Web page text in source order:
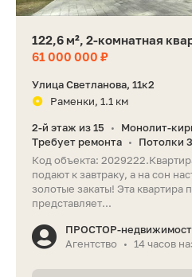
122,6 м², 2-комнатная
61 000 000 ₽
Улица Светланова, 11к2
Раменки, 1.1 км
2-й этаж из 15 • Монолит-
Требует ремонта •
Потолки
Код объекта:
подают к завтраку, а на сон
золотые закаты! Эта квартира
представляет...
ПРОСТОР-
Агентство
• 14 часов